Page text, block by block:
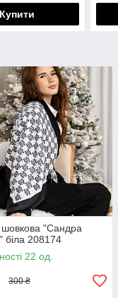
Купити
шовкова "Сандра
біла 208174
22 од.
300 ₴